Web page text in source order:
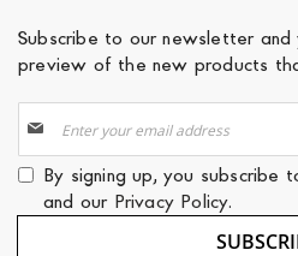
Subscribe to our newsletter
preview of the new products
Up
for
Our
Newsletter:
By signing up, you subscribe
and our Privacy Policy.